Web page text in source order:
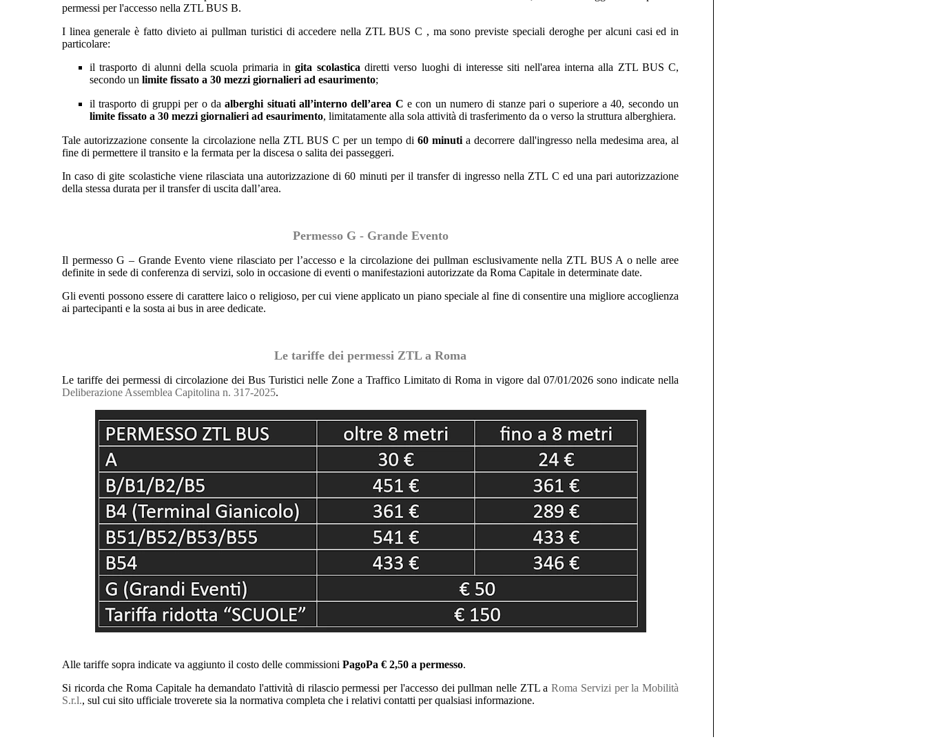
permessi per l'accesso nella ZTL BUS B.
I linea generale è fatto divieto ai pullman turistici di accedere nella ZTL BUS C , ma sono previste speciali deroghe per alcuni casi ed in
particolare:
il trasporto di alunni della scuola primaria ingita scolastica diretti verso luoghi di interesse siti nell'area interna alla ZTL BUS C,
secondo unlimite fissato a 30 mezzi giornalieri ad esaurimento;
il trasporto di gruppi per o daalberghi situati all’interno dell’area C e con un numero di stanze pari o superiore a 40, secondo un
limite fissato a 30 mezzi giornalieri ad esaurimento, limitatamente alla sola attività di trasferimento da o verso la struttura alberghiera.
Tale autorizzazione consente la circolazione nella ZTL BUS C per un tempo di 60 minuti a decorrere dall'ingresso nella medesima area, al
fine di permettere il transito e la fermata per la discesa o salita dei passeggeri.
In caso di gite scolastiche viene rilasciata una autorizzazione di 60 minuti per il transfer di ingresso nella ZTL C ed una pari autorizzazione
della stessa durata per il transfer di uscita dall’area.
Permesso G - Grande Evento
Il permesso G – Grande Evento viene rilasciato per l’accesso e la circolazione dei pullman esclusivamente nella ZTL BUS A o nelle aree
definite in sede di conferenza di servizi, solo in occasione di eventi o manifestazioni autorizzate da Roma Capitale in determinate date.
Gli eventi possono essere di carattere laico o religioso, per cui viene applicato un piano speciale al fine di consentire una migliore accoglienza
ai partecipanti e la sosta ai bus in aree dedicate.
Le tariffe dei permessi ZTL a Roma
Le tariffe dei permessi di circolazione dei Bus Turistici nelle Zone a Traffico Limitato di Roma in vigore dal 07/01/2026 sono indicate nella
Deliberazione Assemblea Capitolina n. 317-2025.
Alle tariffe sopra indicate va aggiunto il costo delle commissioniPagoPa € 2,50 a permesso.
Si ricorda che Roma Capitale ha demandato l'attività di rilascio permessi per l'accesso dei pullman nelle ZTL aRoma Servizi per la Mobilità
S.r.l., sul cui sito ufficiale troverete sia la normativa completa che i relativi contatti per qualsiasi informazione.